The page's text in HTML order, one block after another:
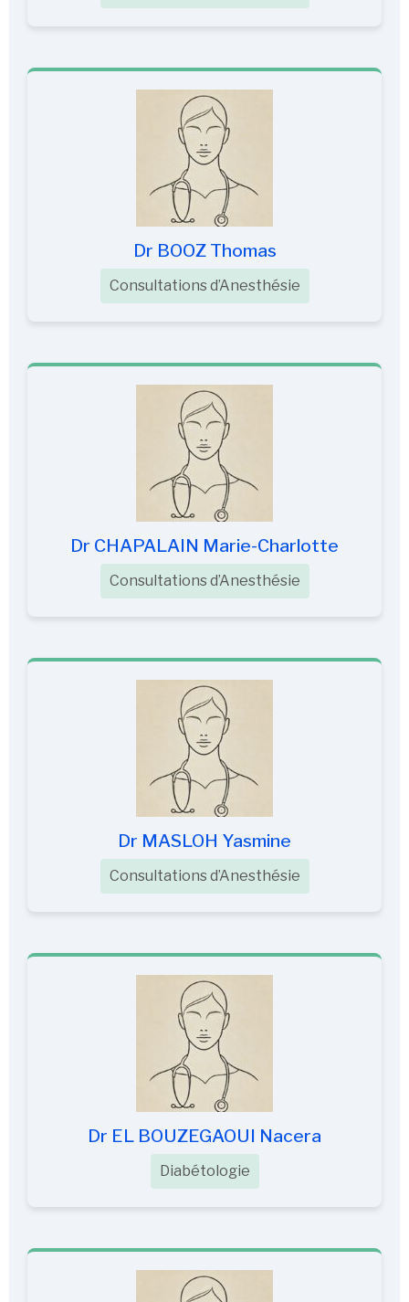
Dr BOOZ Thomas
Consultations d’Anesthésie
Dr CHAPALAIN Marie-Charlotte
Consultations d’Anesthésie
Dr MASLOH Yasmine
Consultations d’Anesthésie
Dr EL BOUZEGAOUI Nacera
Diabétologie